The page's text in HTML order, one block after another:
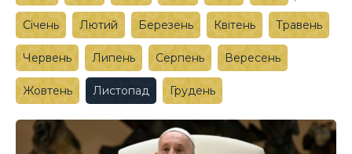
Січень Лютий Березень Квітень Травень
Червень Липень Серпень Вересень
Жовтень Листопад Грудень